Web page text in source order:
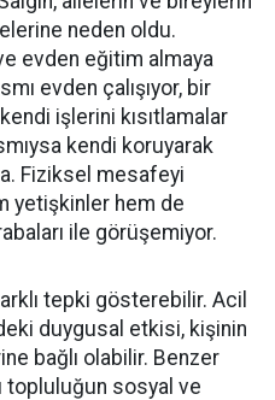
neden oldu.
evden eğitim almaya
evden çalışıyor, bir
işlerini kısıtlamalar
kendi koruyarak
Fiziksel mesafeyi
yetişkinler hem de
ile görüşemiyor.
tepki gösterebilir. Acil
duygusal etkisi, kişinin
bağlı olabilir. Benzer
topluluğun sosyal ve